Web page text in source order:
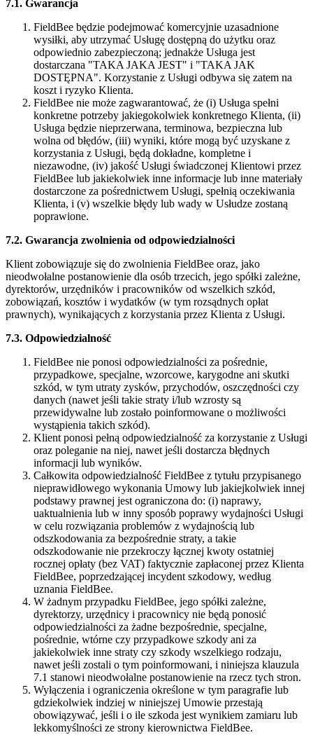
7.1. Gwarancja
FieldBee będzie podejmować komercyjnie uzasadnione
wysiłki, aby utrzymać Usługę dostępną do użytku oraz
odpowiednio zabezpieczoną; jednakże Usługa jest
dostarczana "TAKA JAKA JEST" i "TAKA JAK
DOSTĘPNA". Korzystanie z Usługi odbywa się zatem na
koszt i ryzyko Klienta.
FieldBee nie może zagwarantować, że (i) Usługa spełni
konkretne potrzeby jakiegokolwiek konkretnego Klienta, (ii)
Usługa będzie nieprzerwana, terminowa, bezpieczna lub
wolna od błędów, (iii) wyniki, które mogą być uzyskane z
korzystania z Usługi, będą dokładne, kompletne i
niezawodne, (iv) jakość Usługi świadczonej Klientowi przez
FieldBee lub jakiekolwiek inne informacje lub inne materiały
dostarczone za pośrednictwem Usługi, spełnią oczekiwania
Klienta, i (v) wszelkie błędy lub wady w Usłudze zostaną
poprawione.
7.2. Gwarancja zwolnienia od odpowiedzialności
Klient zobowiązuje się do zwolnienia FieldBee oraz, jako
nieodwołalne postanowienie dla osób trzecich, jego spółki zależne,
dyrektorów, urzędników i pracowników od wszelkich szkód,
zobowiązań, kosztów i wydatków (w tym rozsądnych opłat
prawnych), wynikających z korzystania przez Klienta z Usługi.
7.3. Odpowiedzialność
FieldBee nie ponosi odpowiedzialności za pośrednie,
przypadkowe, specjalne, wzorcowe, karygodne ani skutki
szkód, w tym utraty zysków, przychodów, oszczędności czy
danych (nawet jeśli takie straty i/lub wzrosty są
przewidywalne lub zostało poinformowane o możliwości
wystąpienia takich szkód).
Klient ponosi pełną odpowiedzialność za korzystanie z Usługi
oraz poleganie na niej, nawet jeśli dostarcza błędnych
informacji lub wyników.
Całkowita odpowiedzialność FieldBee z tytułu przypisanego
nieprawidłowego wykonania Umowy lub jakiejkolwiek innej
podstawy prawnej jest ograniczona do: (i) naprawy,
uaktualnienia lub w inny sposób poprawy wydajności Usługi
w celu rozwiązania problemów z wydajnością lub
odszkodowania za bezpośrednie straty, a takie
odszkodowanie nie przekroczy łącznej kwoty ostatniej
rocznej opłaty (bez VAT) faktycznie zapłaconej przez Klienta
FieldBee, poprzedzającej incydent szkodowy, według
uznania FieldBee.
W żadnym przypadku FieldBee, jego spółki zależne,
dyrektorzy, urzędnicy i pracownicy nie będą ponosić
odpowiedzialności za żadne bezpośrednie, specjalne,
pośrednie, wtórne czy przypadkowe szkody ani za
jakiekolwiek inne straty czy szkody wszelkiego rodzaju,
nawet jeśli zostali o tym poinformowani, i niniejsza klauzula
7.1 stanowi nieodwołalne postanowienie na rzecz tych stron.
Wyłączenia i ograniczenia określone w tym paragrafie lub
gdziekolwiek indziej w niniejszej Umowie przestają
obowiązywać, jeśli i o ile szkoda jest wynikiem zamiaru lub
lekkomyślności ze strony kierownictwa FieldBee.